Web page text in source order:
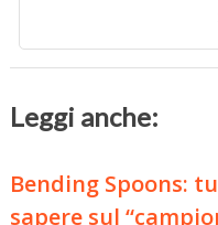
Leggi anche:
Bending Spoons:
sapere sul